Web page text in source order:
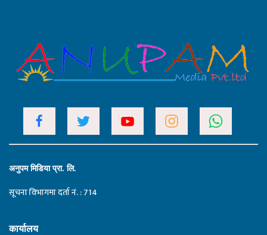
अनुपम मिडिया प्रा. लि.
सूचना विभागमा दर्ता नं. : 714
कार्यालय